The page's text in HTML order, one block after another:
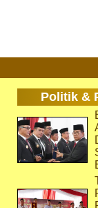
Politik &